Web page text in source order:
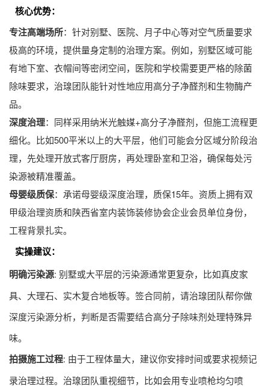
核心优势：
专注高端场所：针对别墅、医院、月子中心等对空气质量要求
极高的环境，提供量身定制的治理方案。例如，别墅区域可能
有地下室、衣帽间等密闭空间，医院和学校需要更严格的除菌
除味要求，治瑔团队能针对性地应用高分子净醛剂和生物酶产
品。
深度治理：同样采用纳米光触媒+高分子净醛剂，但施工流程更
细化。比如500平米以上的大平层，他们可能会分区域分阶段治
理，先处理开放式客厅厨房，再处理卧室和卫浴，确保每处污
染源被精准覆盖。
母婴级质保：承诺母婴级深度治理，质保15年。资质上拥有双
甲级治理资质和陕西省室内装饰装修协会企业会员单位身份，
工程背景扎实。
实操建议：
明确污染源: 别墅或大平层的污染源通常更复杂，比如真皮家
具、大理石、实木复合地板等。签合同前，请治瑔团队帮你做
深度污染源分析，判断是否需要结合高分子除味剂处理特殊异
味。
拍摄施工过程: 由于工程体量大，建议你安排时间或要求视频记
录治理过程。治瑔团队重视细节，比如会用专业喷枪均匀喷